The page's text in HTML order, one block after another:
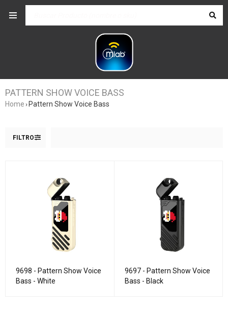
PATTERN SHOW VOICE BASS
Home › Pattern Show Voice Bass
FILTRO
9698 - Pattern Show Voice
Bass - White
9697 - Pattern Show Voice
Bass - Black